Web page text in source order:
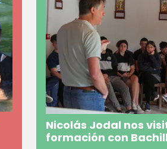
Nicolás Jodal nos
formación con